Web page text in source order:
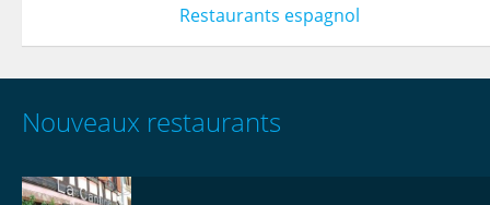
Restaurants espagnol
Nouveaux restaurants